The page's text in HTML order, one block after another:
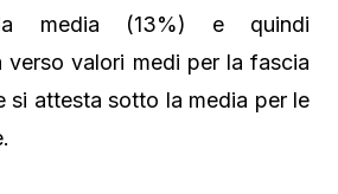
media (13%) e quindi
verso valori medi per la fascia
attesta sotto la media per le